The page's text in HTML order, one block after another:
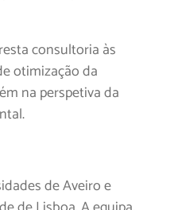
consultoria às
otimização da
na perspetiva da
de Aveiro e